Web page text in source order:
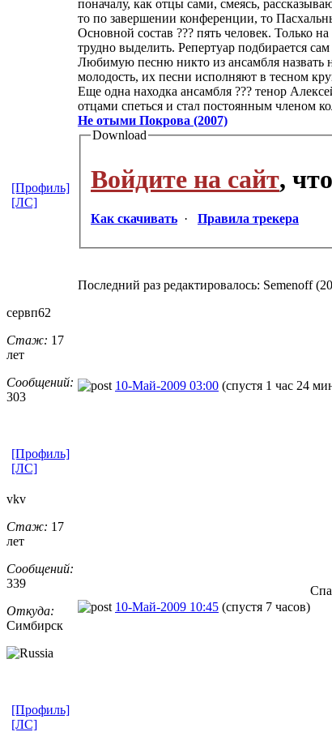
поначалу, как отцы сами, смеясь,
то по завершении конференции, то
Основной состав ??? пять человек. Только
трудно выделить. Репертуар подбирается
Любимую песню никто из ансамбля назвать
молодость, их песни исполняют в тесном
Еще одна находка ансамбля ??? тенор
отцами спеться и стал постоянным членом
Не отыми Покрова (2007)
Download
Войдите на сайт,
Как скачивать · Правила трекера
Последний раз редактировалось: Semenoff
[Профиль]
[ЛС]
сервп62
Стаж: 17
лет
Сообщений:
303
10-Май-2009 03:00 (спустя 1 час 24
[Профиль]
[ЛС]
vkv
Стаж: 17
лет
Сообщений:
339
Откуда:
Симбирск
10-Май-2009 10:45 (спустя 7 часов)
[Профиль]
[ЛС]